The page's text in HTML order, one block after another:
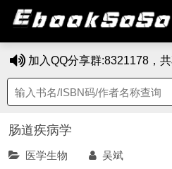
加入QQ分享群:8321178，共
肠道疾病学
医学生物 吴斌